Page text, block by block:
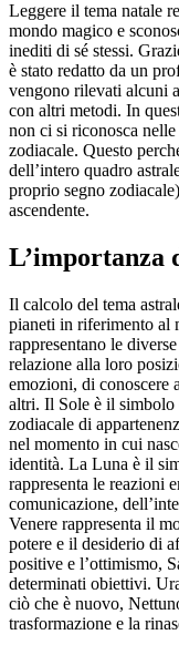
Leggere il tema natale
mondo magico e
inediti di sé stessi.
è stato redatto da un
vengono rilevati alcuni
con altri metodi. In
non ci si riconosca
zodiacale. Questo
dell’intero quadro
proprio segno
ascendente.
L’importanza
Il calcolo del tema
pianeti in riferimento al
rappresentano le
relazione alla loro
emozioni, di conoscere
altri. Il Sole è il simbolo
zodiacale di
nel momento in cui
identità. La Luna è il
rappresenta le reazioni
comunicazione,
Venere rappresenta il
potere e il desiderio di
positive e l’ottimismo,
determinati obiettivi.
ciò che è nuovo,
trasformazione e la